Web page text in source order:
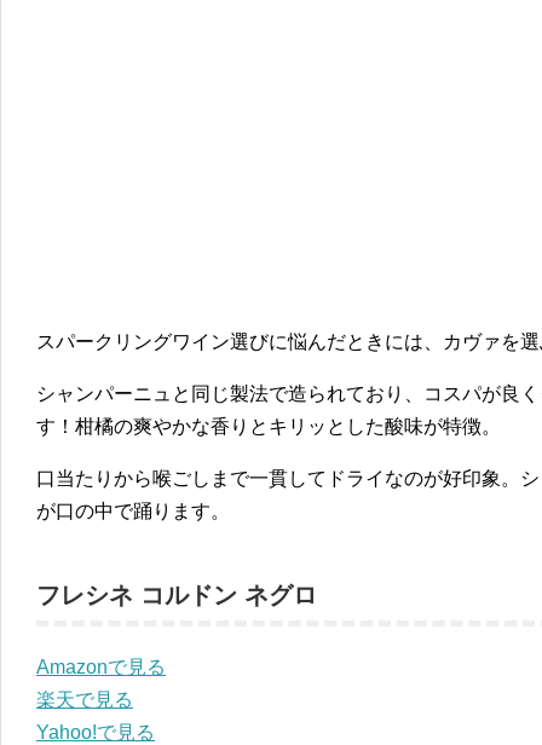
スパークリングワイン選びに悩んだときには、カヴァを
シャンパーニュと同じ製法で造られており、コスパが良
す！柑橘の爽やかな香りとキリッとした酸味が特徴。
口当たりから喉ごしまで一貫してドライなのが好印象。
が口の中で踊ります。
フレシネ コルドン ネグロ
Amazonで見る
楽天で見る
Yahoo!で見る